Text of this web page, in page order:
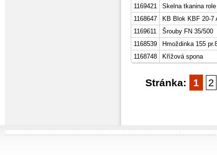
1169421
Skelna tkanina
1168647
KB Blok KBF 20-7
1169611
Šrouby FN 35/500
1168539
Hmoždinka 155
1168748
Křížová spona
Stránka: 1 2